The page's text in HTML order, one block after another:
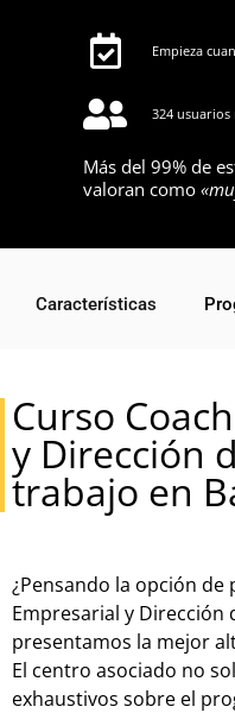
Empieza
324
Más del 99% de
valoran como
Características
Curso
y Dirección
trabajo en
¿Pensando la opción
Empresarial y Dirección
presentamos la mejor
El centro asociado no
exhaustivos sobre el